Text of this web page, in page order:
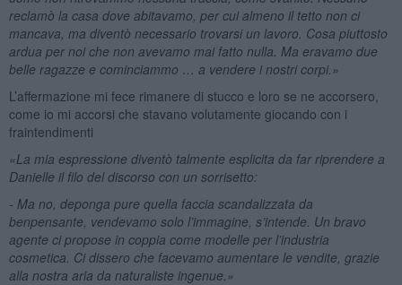
reclamò la casa dove abitavamo, per cui almeno il tetto non ci
mancava, ma diventò necessario trovarsi un lavoro. Cosa piuttosto
ardua per noi che non avevamo mai fatto nulla. Ma eravamo due
belle ragazze e cominciammo … a vendere i nostri corpi.»
L’affermazione mi fece rimanere di stucco e loro se ne accorsero,
come io mi accorsi che stavano volutamente giocando con i
fraintendimenti
«La mia espressione diventò talmente esplicita da far riprendere a
Danielle il filo del discorso con un sorrisetto:
- Ma no, deponga pure quella faccia scandalizzata da
benpensante, vendevamo solo l’immagine, s’intende. Un bravo
agente ci propose in coppia come modelle per l’industria
cosmetica. Ci dissero che facevamo aumentare le vendite, grazie
alla nostra aria da naturaliste ingenue.»